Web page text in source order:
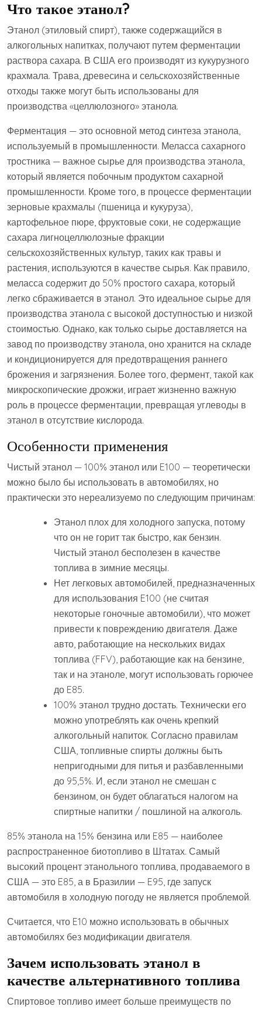
Что такое этанол?
Этанол (этиловый спирт), также содержащийся в
алкогольных напитках, получают путем ферментации
раствора сахара. В США его производят из кукурузного
крахмала. Трава, древесина и сельскохозяйственные
отходы также могут быть использованы для
производства «целлюлозного» этанола.
Ферментация — это основной метод синтеза этанола,
используемый в промышленности. Меласса сахарного
тростника — важное сырье для производства этанола,
который является побочным продуктом сахарной
промышленности. Кроме того, в процессе ферментации
зерновые крахмалы (пшеница и кукуруза),
картофельное пюре, фруктовые соки, не содержащие
сахара лигноцеллюлозные фракции
сельскохозяйственных культур, таких как травы и
растения, используются в качестве сырья. Как правило,
меласса содержит до 50% простого сахара, который
легко сбраживается в этанол. Это идеальное сырье для
производства этанола с высокой доступностью и низкой
стоимостью. Однако, как только сырье доставляется на
завод по производству этанола, оно хранится на складе
и кондиционируется для предотвращения раннего
брожения и загрязнения. Более того, фермент, такой как
микроскопические дрожжи, играет жизненно важную
роль в процессе ферментации, превращая углеводы в
этанол в отсутствие кислорода.
Особенности применения
Чистый этанол — 100% этанол или E100 — теоретически
можно было бы использовать в автомобилях, но
практически это нереализуемо по следующим причинам:
Этанол плох для холодного запуска, потому
что он не горит так быстро, как бензин.
Чистый этанол бесполезен в качестве
топлива в зимние месяцы.
Нет легковых автомобилей, предназначенных
для использования E100 (не считая
некоторые гоночные автомобили), что может
привести к повреждению двигателя. Даже
авто, работающие на нескольких видах
топлива (FFV), работающие как на бензине,
так и на этаноле, могут использовать горючее
до E85.
100% этанол трудно достать. Технически его
можно употреблять как очень крепкий
алкогольный напиток. Согласно правилам
США, топливные спирты должны быть
непригодными для питья и разбавленными
до 95,5%. И, если этанол не смешан с
бензином, он будет облагаться налогом на
спиртные напитки / пошлиной на алкоголь.
85% этанола на 15% бензина или E85 — наиболее
распространенное биотопливо в Штатах. Самый
высокий процент этанольного топлива, продаваемого в
США — это E85, а в Бразилии — E95, где запуск
автомобиля в холодную погоду не является проблемой.
Считается, что E10 можно использовать в обычных
автомобилях без модификации двигателя.
Зачем использовать этанол в
качестве альтернативного топлива
Спиртовое топливо имеет больше преимуществ по